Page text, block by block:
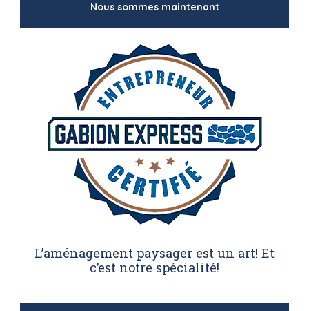
Nous sommes maintenant
L’aménagement paysager est un art! Et
c’est notre spécialité!